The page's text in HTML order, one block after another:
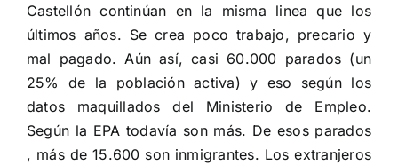
Castellón continúan en la misma linea que los
últimos años. Se crea poco trabajo, precario y
mal pagado. Aún así, casi 60.000 parados (un
25% de la población activa) y eso según los
datos maquillados del Ministerio de Empleo.
Según la EPA todavía son más. De esos parados
, más de 15.600 son inmigrantes. Los extranjeros